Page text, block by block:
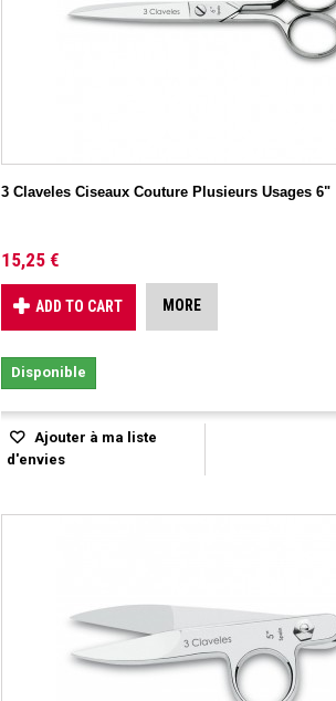
3 Claveles Ciseaux Couture Plusieurs Usages 6"
15,25 €
ADD TO CART MORE
Disponible
Ajouter à ma liste
d'envies